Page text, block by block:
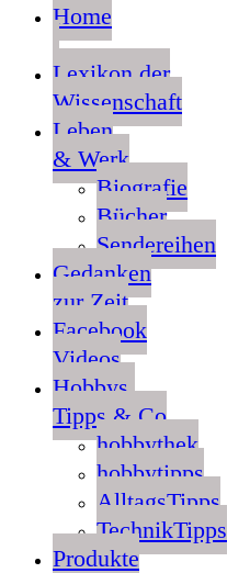
Home
Lexikon der
Wissenschaft
Leben
& Werk
Biografie
Bücher
Sendereihen
Gedanken
zur Zeit
Facebook
Videos
Hobbys,
Tipps & Co
hobbythek
hobbytipps
AlltagsTipps
TechnikTipps
Produkte